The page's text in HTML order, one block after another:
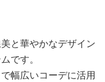
と華やかなデザイン
です。
幅広いコーデに活用